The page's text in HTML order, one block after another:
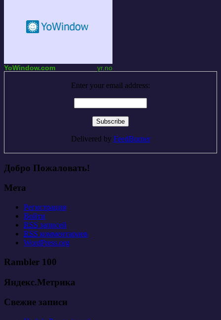
YoWindow.com yr.no
Enter your email address:
Delivered by FeedBurner
Добро Пожаловать!
Мета
Регистрация
Войти
RSS записей
RSS комментариев
WordPress.org
Rambler 100
Яндекс.Метрика
Свежие записи